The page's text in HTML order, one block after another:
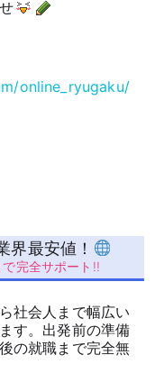
online_ryugaku/
界最安値！
完全サポート!!
社会人まで幅広い
す。出発前の準備
の就職まで完全無